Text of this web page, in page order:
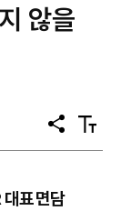
않을
공
유
텍
스
표 면담